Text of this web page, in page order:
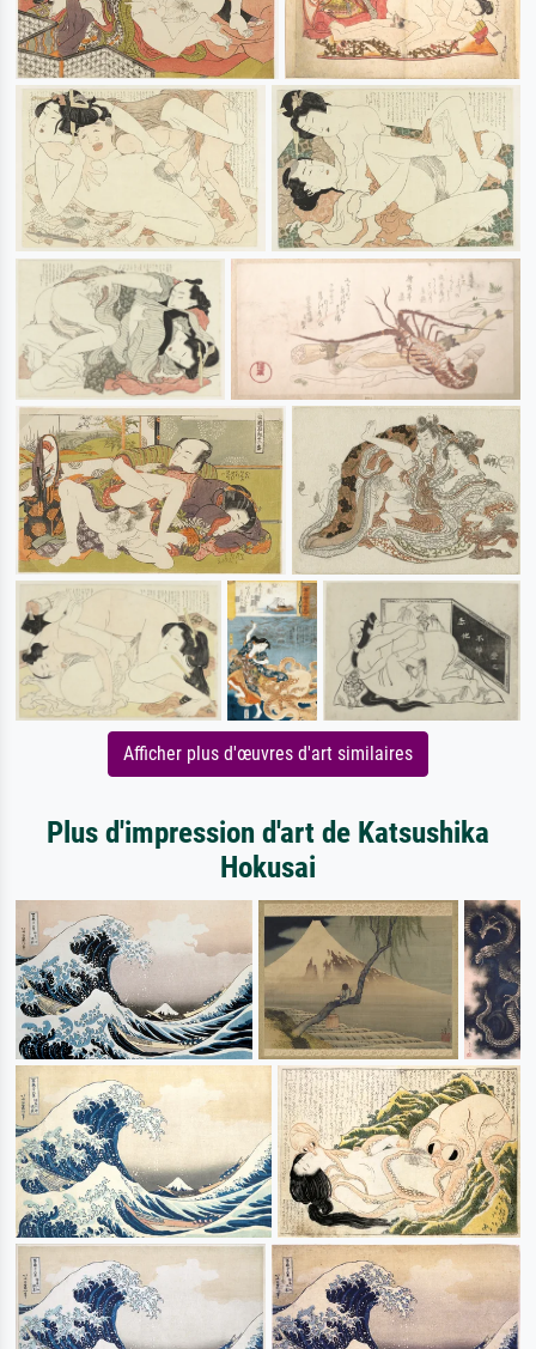
Afficher plus d'œuvres d'art similaires
Plus d'impression d'art de Katsushika
Hokusai